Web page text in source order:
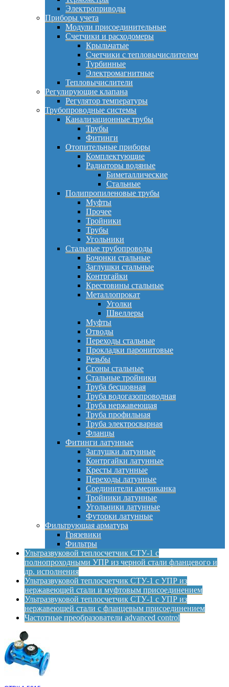
Электроприводы
Приборы учета
Модули присоединительные
Счетчики и расходомеры
Крыльчатые
Счетчики с тепловычислителем
Турбинные
Электромагнитные
Тепловычислители
Регулирующие клапана
Регулятор температуры
Трубопроводные системы
Канализационные трубы
Трубы
Фитинги
Отопительные приборы
Комплектующие
Радиаторы водяные
Биметаллические
Стальные
Полипропиленовые трубы
Муфты
Прочее
Тройники
Трубы
Угольники
Стальные трубопроводы
Бочонки стальные
Заглушки стальные
Контргайки
Крестовины стальные
Металлопрокат
Уголки
Швеллеры
Муфты
Отводы
Переходы стальные
Прокладки паронитовые
Резьбы
Сгоны стальные
Стальные тройники
Труба бесшовная
Труба водогазопроводная
Труба нержавеющая
Труба профильная
Труба электросварная
Фланцы
Фитинги латунные
Заглушки латунные
Контргайки латунные
Кресты латунные
Переходы латунные
Соединители американка
Тройники латунные
Угольники латунные
Футорки латунные
Фильтрующая арматура
Грязевики
Фильтры
Ультразвуковой теплосчетчик СТУ-1 с
полнопроходными УПР из черной стали фланцевого и
др. исполнения
Ультразвуковой теплосчетчик СТУ-1 с УПР из
нержавеющей стали и муфтовым присоединением
Ультразвуковой теплосчетчик СТУ-1 с УПР из
нержавеющей стали с фланцевым присоединением
Частотные преобразователи advanced control